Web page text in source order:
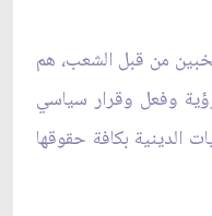
من قبل الشعب، هم
وفعل وقرار سياسي
الدينية بكافة حقوقها